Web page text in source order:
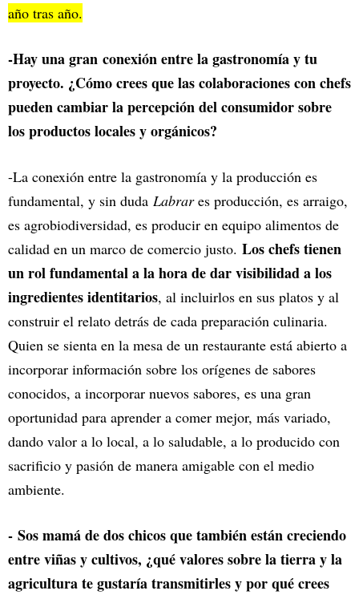
año tras año.
-Hay una gran conexión entre la gastronomía y tu
proyecto. ¿Cómo crees que las colaboraciones con chefs
pueden cambiar la percepción del consumidor sobre
los productos locales y orgánicos?
-La conexión entre la gastronomía y la producción es
fundamental, y sin duda Labrares producción, es arraigo,
es agrobiodiversidad, es producir en equipo alimentos de
calidad en un marco de comercio justo. Los chefs tienen
un rol fundamental a la hora de dar visibilidad a los
ingredientes identitarios, al incluirlos en sus platos y al
construir el relato detrás de cada preparación culinaria.
Quien se sienta en la mesa de un restaurante está abierto a
incorporar información sobre los orígenes de sabores
conocidos, a incorporar nuevos sabores, es una gran
oportunidad para aprender a comer mejor, más variado,
dando valor a lo local, a lo saludable, a lo producido con
sacrificio y pasión de manera amigable con el medio
ambiente.
- Sos mamá de dos chicos que también están creciendo
entre viñas y cultivos, ¿qué valores sobre la tierra y la
agricultura te gustaría transmitirles y por qué crees